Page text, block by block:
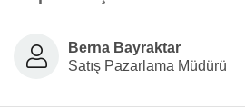
Berna Bayraktar
Satış Pazarlama Müdürü